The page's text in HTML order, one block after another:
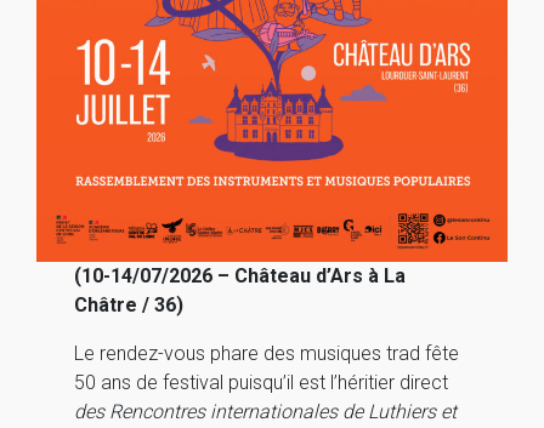
(10-14/07/2026 – Château d’Ars à La
Châtre / 36)
Le rendez-vous phare des musiques trad fête
50 ans de festival puisqu’il est l’héritier direct
des Rencontres internationales de Luthiers et